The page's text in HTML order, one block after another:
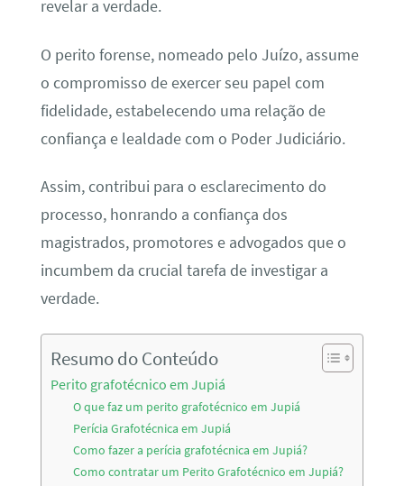
revelar a verdade.
O perito forense, nomeado pelo Juízo, assume
o compromisso de exercer seu papel com
fidelidade, estabelecendo uma relação de
confiança e lealdade com o Poder Judiciário.
Assim, contribui para o esclarecimento do
processo, honrando a confiança dos
magistrados, promotores e advogados que o
incumbem da crucial tarefa de investigar a
verdade.
Resumo do Conteúdo
Perito grafotécnico em Jupiá
O que faz um perito grafotécnico em Jupiá
Perícia Grafotécnica em Jupiá
Como fazer a perícia grafotécnica em Jupiá?
Como contratar um Perito Grafotécnico em Jupiá?